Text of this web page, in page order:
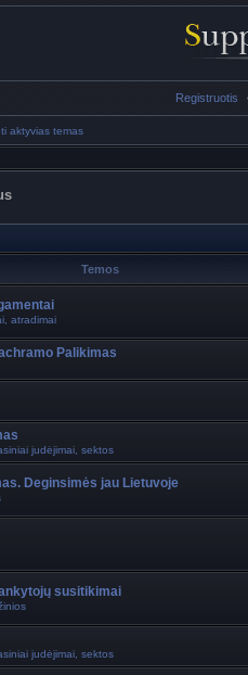
Registruotis
aktyvias temas
Temos
atradimai
Palikimas
judėjimai, sektos
Deginsimės jau Lietuvoje
susitikimai
judėjimai, sektos